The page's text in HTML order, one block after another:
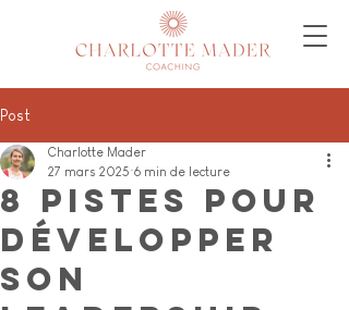
Post
8 pistes pour
développer
son
Charlotte Mader
27 mars 2025 6 min de lecture